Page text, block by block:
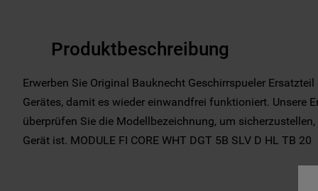
Produktbeschreibung
Erwerben Sie Original Bauknecht Geschirrspueler
Gerätes, damit es wieder einwandfrei funktioniert. Unsere
überprüfen Sie die Modellbezeichnung, um
Gerät ist. MODULE FI CORE WHT DGT 5B SLV D HL TB 20